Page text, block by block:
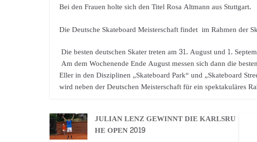
Bei den Frauen holte sich den Titel Rosa Altmann aus Stuttgart.
Die Deutsche Skateboard Meisterschaft findet im Rahmen der
Die besten deutschen Skater treten am 31. August und 1.
Am dem Wochenende Ende August messen sich dann die
Eller in den Disziplinen „Skateboard Park“ und „Skateboard
wird neben der Deutschen Meisterschaft für ein spektakuläres
JULIAN LENZ GEWINNT DIE KARLSRU
HE OPEN 2019